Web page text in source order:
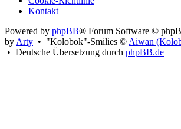
Kontakt
Powered by phpBB® Forum Software ©
by Arty • "Kolobok"-Smilies © Aiwan
• Deutsche Übersetzung durch phpBB.de